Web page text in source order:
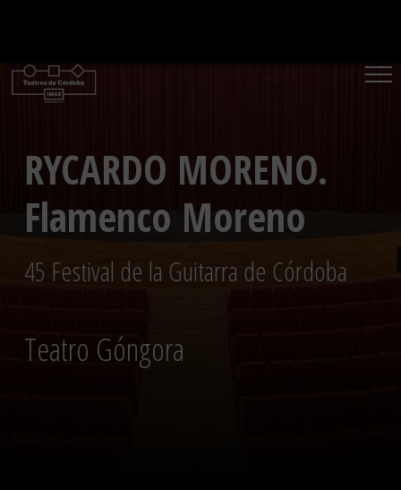
contenido
RYCARDO MORENO.
Flamenco Moreno
45 Festival de la Guitarra de Córdoba
Teatro Góngora